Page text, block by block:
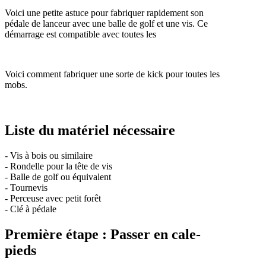
Voici une petite astuce pour fabriquer rapidement son
pédale de lanceur avec une balle de golf et une vis. Ce
démarrage est compatible avec toutes les
Voici comment fabriquer une sorte de kick pour toutes les
mobs.
Liste du matériel nécessaire
- Vis à bois ou similaire
- Rondelle pour la tête de vis
- Balle de golf ou équivalent
- Tournevis
- Perceuse avec petit forêt
- Clé à pédale
Première étape : Passer en cale-
pieds